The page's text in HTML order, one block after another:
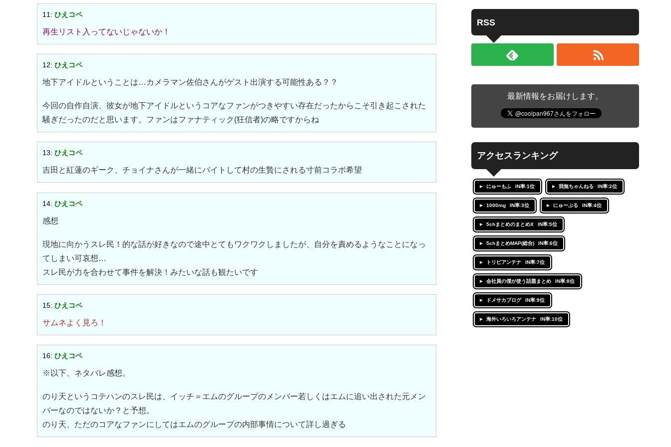
11: ひえコペ
再生リスト入ってないじゃないか！
12: ひえコペ
地下アイドルということは…カメラマン佐伯さんがゲスト出演する可能性ある？？
今回の自作自演、彼女が地下アイドルというコアなファンがつきやすい存在だったからこそ引き起こされた
騒ぎだったのだと思います。ファンはファナティック(狂信者)の略ですからね
13: ひえコペ
吉田と紅蓮のギーク、チョイナさんが一緒にバイトして村の生贄にされる寸前コラボ希望
14: ひえコペ
感想
現地に向かうスレ民！的な話が好きなので途中とてもワクワクしましたが、自分を責めるようなことになっ
てしまい可哀想…
スレ民が力を合わせて事件を解決！みたいな話も観たいです
15: ひえコペ
サムネよく見ろ！
16: ひえコペ
※以下、ネタバレ感想。
のり天というコテハンのスレ民は、イッチ＝エムのグループのメンバー若しくはエムに追い出された元メン
バーなのではないか？と予想。
のり天、ただのコアなファンにしてはエムのグループの内部事情について詳し過ぎる
RSS
最新情報をお届けします。
アクセスランキング
にゅーもふ IN率:1位 我無ちゃんねる IN率:2位
1000mg IN率:3位 にゅーぷる IN率:4位
5chまとめのまとめX IN率:5位
5chまとめMAP(総合) IN率:6位
トリビアンテナ IN率:7位
会社員の僕が使う話題まとめ IN率:8位
ドメサカブログ IN率:9位
海外いろいろアンテナ IN率:10位